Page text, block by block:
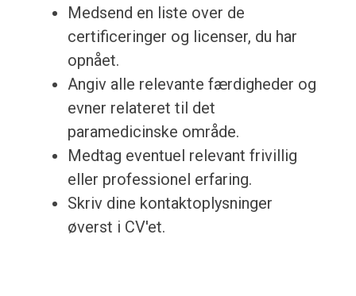
Medsend en liste over de
certificeringer og licenser, du har
opnået.
Angiv alle relevante færdigheder og
evner relateret til det
paramedicinske område.
Medtag eventuel relevant frivillig
eller professionel erfaring.
Skriv dine kontaktoplysninger
øverst i CV'et.